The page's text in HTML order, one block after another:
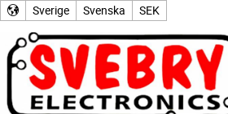
Sverige Svenska SEK